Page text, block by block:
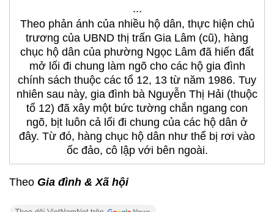
...
Theo phản ánh của nhiều hộ dân, thực hiện chủ
trương của UBND thị trấn Gia Lâm (cũ), hàng
chục hộ dân của phường Ngọc Lâm đã hiến đất
mở lối đi chung làm ngõ cho các hộ gia đình
chính sách thuộc các tổ 12, 13 từ năm 1986. Tuy
nhiên sau này, gia đình bà Nguyễn Thị Hải (thuộc
tổ 12) đã xây một bức tường chắn ngang con
ngõ, bịt luôn cả lối đi chung của các hộ dân ở
đây. Từ đó, hàng chục hộ dân như thể bị rơi vào
ốc đảo, cô lập với bên ngoài.
Theo Gia đình & Xã hội